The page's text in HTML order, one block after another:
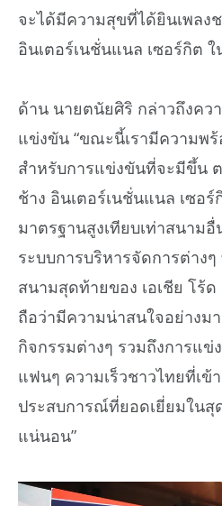
จะได้มีความสุขที่ได้ยินเพลง
อินเตอร์เนชั่นแนล เซอร์กิต
ด้าน นายตนัยศิริ กล่าวถึงคว
แข่งขัน “ขณะนี้เรามีความพร้
สำหรับการแข่งขันที่จะมีขึ้น
ช้าง อินเตอร์เนชั่นแนล เซอ
มาตรฐานสูงเทียบเท่าสนาม
ระบบการบริหารจัดการต่าง
สนามสุดท้ายของ เอเชีย โร้
ถือว่ามีความน่าสนใจอย่างมา
กิจกรรมต่างๆ รวมถึงการแ
แฟนๆ ความเร็วชาวไทยที่เ
ประสบการณ์ที่ยอดเยี่ยมในสุ
แน่นอน”